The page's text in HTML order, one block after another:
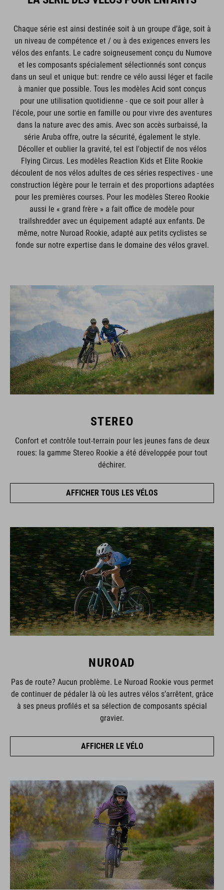
Chaque série est ainsi destinée soit à un groupe d’âge, soit à
un niveau de compétence et / ou à des exigences envers les
vélos des enfants. Le cadre soigneusement conçu du Numove
et les composants spécialement sélectionnés sont conçus
dans un seul et unique but: rendre ce vélo aussi léger et facile
à manier que possible. Tous les modèles Acid sont conçus
pour une utilisation quotidienne - que ce soit pour aller à
l'école, pour une sortie en famille ou pour vivre des aventures
dans la nature avec des amis. Avec son accès surbaissé, la
série Aruba offre, outre la sécurité, également le style.
Décoller et oublier la gravité, tel est l'objectif de nos vélos
Flying Circus. Les modèles Reaction Kids et Elite Rookie
découlent de nos vélos adultes de ces séries respectives - une
construction légère pour le terrain et des proportions adaptées
pour les premières courses. Pour les modèles Stereo Rookie
aussi le « grand frère » a fait office de modèle pour
trailshredder avec un équipement adapté aux enfants. De
même, notre Nuroad Rookie, adapté aux petits cyclistes se
fonde sur notre expertise dans le domaine des vélos gravel.
STEREO
Confort et contrôle tout-terrain pour les jeunes fans de deux
roues: la gamme Stereo Rookie a été développée pour tout
déchirer.
AFFICHER TOUS LES VÉLOS
NUROAD
Pas de route? Aucun problème. Le Nuroad Rookie vous permet
de continuer de pédaler là où les autres vélos s’arrêtent, grâce
à ses pneus profilés et sa sélection de composants spécial
gravier.
AFFICHER LE VÉLO